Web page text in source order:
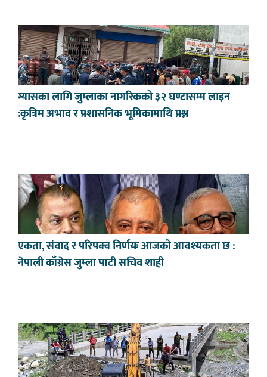
ग्यासका लागि जुम्लाका नागरिकको ३२ घण्टासम्म लाइन
:कृत्रिम अभाव र प्रशासनिक भूमिकामाथि प्रश्न
एकता, संवाद र परिपक्व निर्णयः आजको आवश्यकता छ :
नेपाली काँग्रेस जुम्ला पाटी सचिव शाही